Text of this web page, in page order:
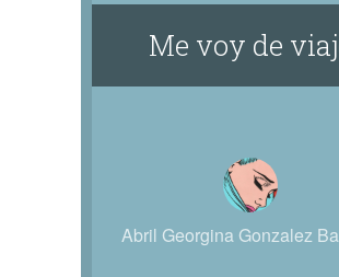
Me voy de
Abril Georgina Gonzalez